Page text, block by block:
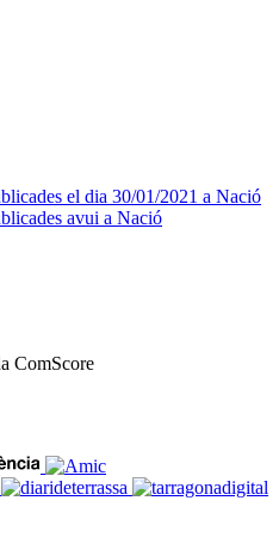
el dia 30/01/2021 a Nació
avui a Nació
ComScore